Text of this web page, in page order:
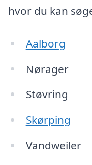
hvor du kan
Aalborg
Nørager
Støvring
Skørping
Vandweiler